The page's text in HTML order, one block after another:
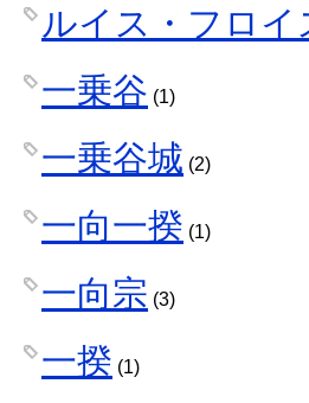
ルイス・フロイ
一乗谷 (1)
一乗谷城 (2)
一向一揆 (1)
一向宗 (3)
一揆 (1)